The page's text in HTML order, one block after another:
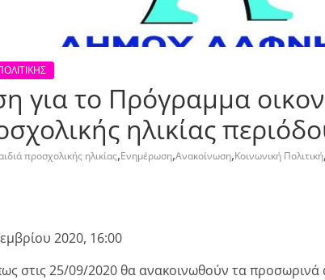
για το Πρόγραμμα
ηλικίας
προσχολικής ηλικίας,Ενημέρωση,Ανακοίνωση,Κοινωνική Πολιτική,
2020, 16:00
στις 25/09/2020 θα ανακοινωθούν τα προσωρινά